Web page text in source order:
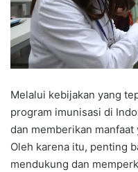
Melalui kebijakan yang
program imunisasi di
dan memberikan manfaat
Oleh karena itu, penting
mendukung dan